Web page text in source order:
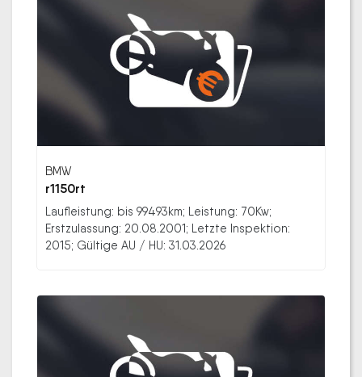
BMW
r1150rt
Laufleistung: bis 99493km; Leistung: 70Kw;
Erstzulassung: 20.08.2001; Letzte Inspektion:
2015; Gültige AU / HU: 31.03.2026